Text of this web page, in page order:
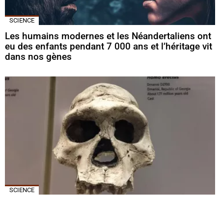
SCIENCE
Les humains modernes et les Néandertaliens ont
eu des enfants pendant 7 000 ans et l’héritage vit
dans nos gènes
SCIENCE